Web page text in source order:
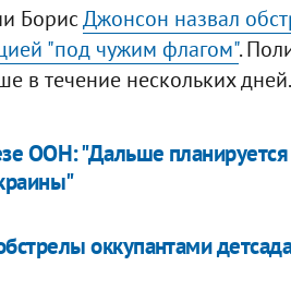
БорисДжонсон назвал
"под чужим флагом".
в течение нескольких дней.
ООН: "Дальше
оккупантами